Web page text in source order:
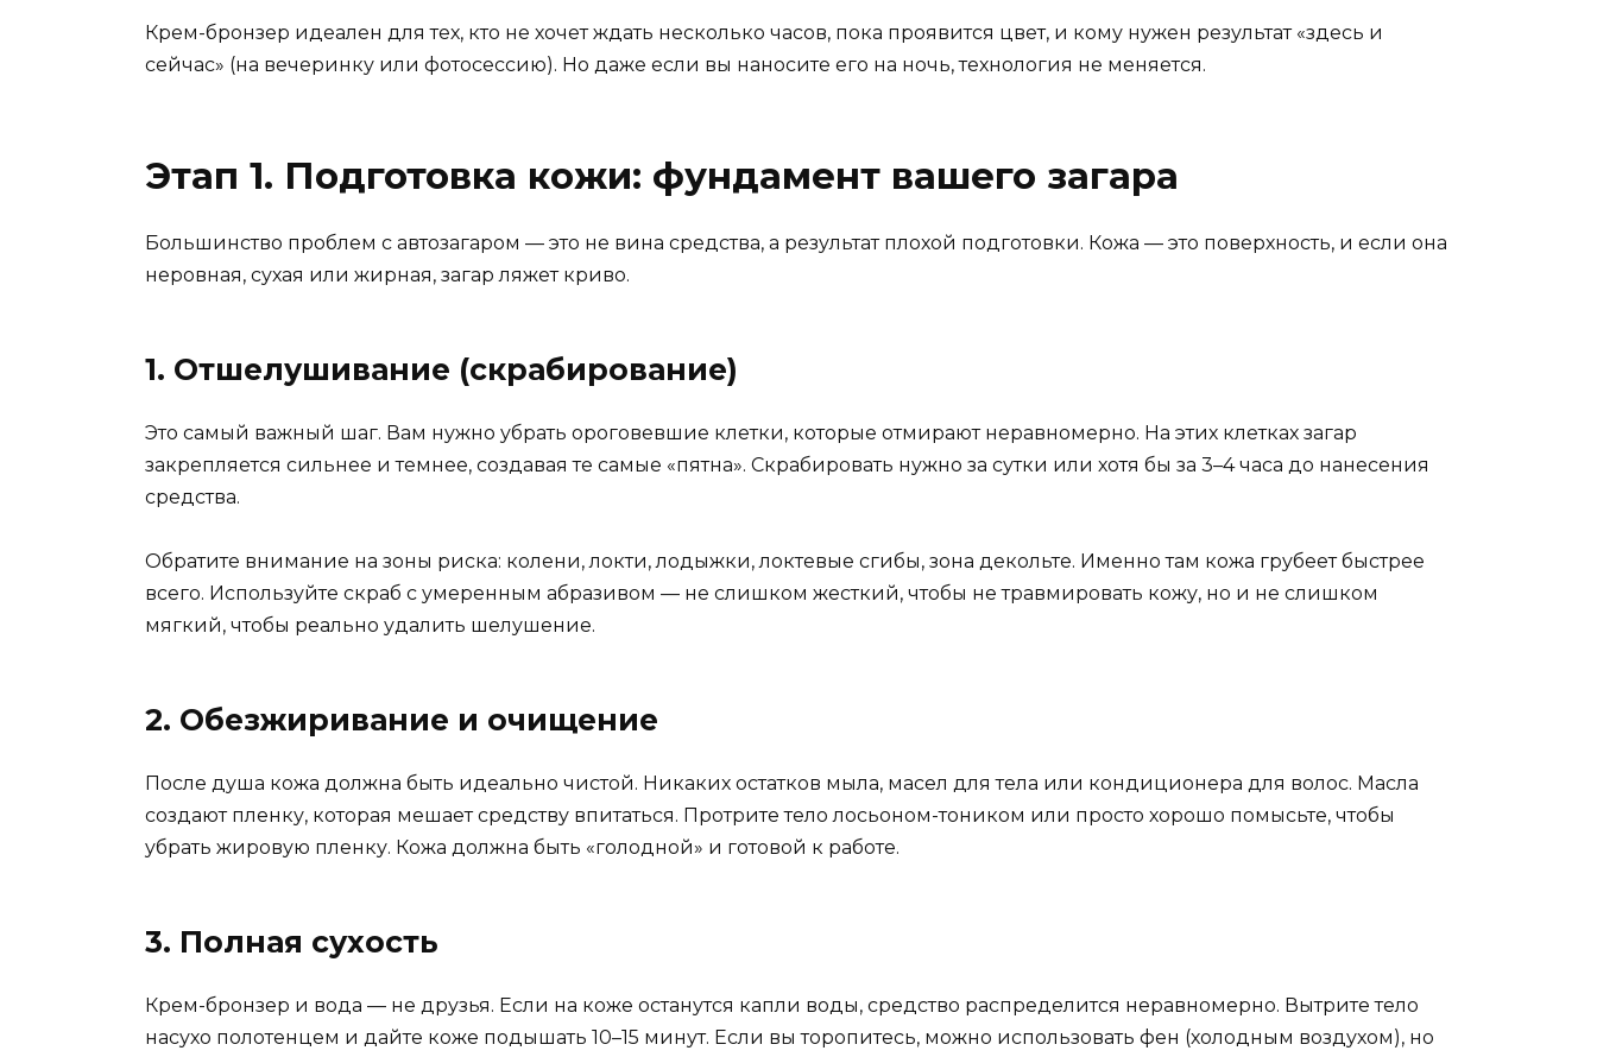
Крем-бронзер идеален для тех, кто не хочет ждать несколько часов, пока проявится цвет, и кому нужен результат «здесь и
сейчас» (на вечеринку или фотосессию). Но даже если вы наносите его на ночь, технология не меняется.
Этап 1. Подготовка кожи: фундамент вашего загара
Большинство проблем с автозагаром — это не вина средства, а результат плохой подготовки. Кожа — это поверхность, и если она
неровная, сухая или жирная, загар ляжет криво.
1. Отшелушивание (скрабирование)
Это самый важный шаг. Вам нужно убрать ороговевшие клетки, которые отмирают неравномерно. На этих клетках загар
закрепляется сильнее и темнее, создавая те самые «пятна». Скрабировать нужно за сутки или хотя бы за 3–4 часа до нанесения
средства.
Обратите внимание на зоны риска: колени, локти, лодыжки, локтевые сгибы, зона декольте. Именно там кожа грубеет быстрее
всего. Используйте скраб с умеренным абразивом — не слишком жесткий, чтобы не травмировать кожу, но и не слишком
мягкий, чтобы реально удалить шелушение.
2. Обезжиривание и очищение
После душа кожа должна быть идеально чистой. Никаких остатков мыла, масел для тела или кондиционера для волос. Масла
создают пленку, которая мешает средству впитаться. Протрите тело лосьоном-тоником или просто хорошо помысьте, чтобы
убрать жировую пленку. Кожа должна быть «голодной» и готовой к работе.
3. Полная сухость
Крем-бронзер и вода — не друзья. Если на коже останутся капли воды, средство распределится неравномерно. Вытрите тело
насухо полотенцем и дайте коже подышать 10–15 минут. Если вы торопитесь, можно использовать фен (холодным воздухом), но